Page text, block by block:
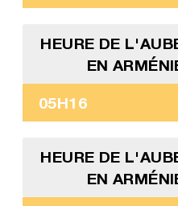
HEURE DE
EN
05H16
HEURE DE
EN